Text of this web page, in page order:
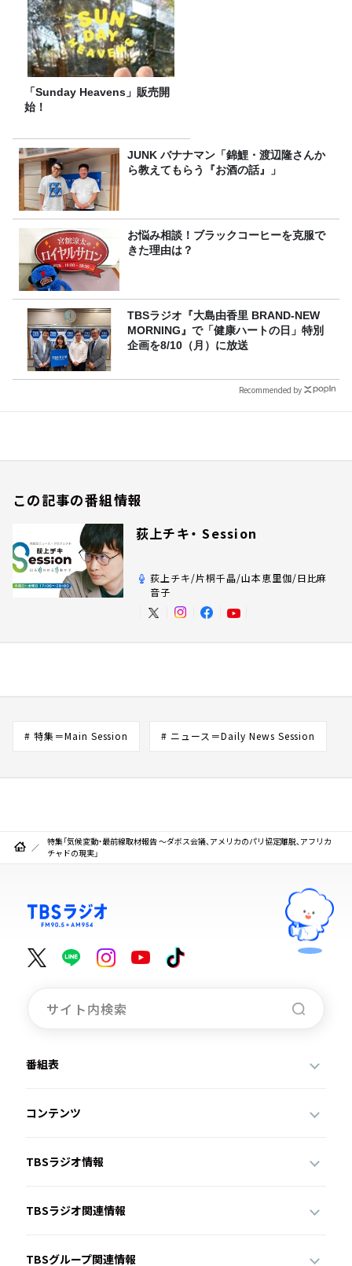
「Sunday Heavens」販売開
始！
JUNK バナナマン「錦鯉・渡辺隆さんか
ら教えてもらう『お酒の話』」
お悩み相談！ブラックコーヒーを克服で
きた理由は？
TBSラジオ『大島由香里 BRAND-NEW
MORNING』で「健康ハートの日」特別
企画を8/10（月）に放送
Recommended by
この記事の番組情報
荻上チキ・ Session
荻上チキ/片桐千晶/山本恵里伽/日比麻
音子
# 特集＝Main Session # ニュース＝Daily News Session
特集「気候変動・最前線取材報告 ～ダボス会議、アメリカのパリ協定離脱、アフリカ
チャドの現実」
番組表
コンテンツ
TBSラジオ情報
TBSラジオ関連情報
TBSグループ関連情報